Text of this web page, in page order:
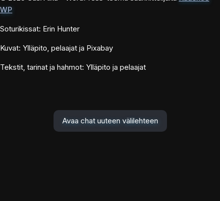
WP
Soturikissat: Erin Hunter
Kuvat: Ylläpito, pelaajat ja Pixabay
Tekstit, tarinat ja hahmot: Ylläpito ja pelaajat
Avaa chat uuteen välilehteen